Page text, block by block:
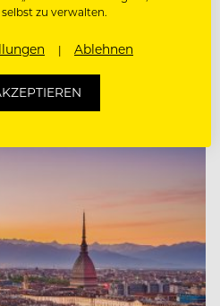
auch ein weiteres
der Parmaschinken.
zu verwalten.
Ablehnen